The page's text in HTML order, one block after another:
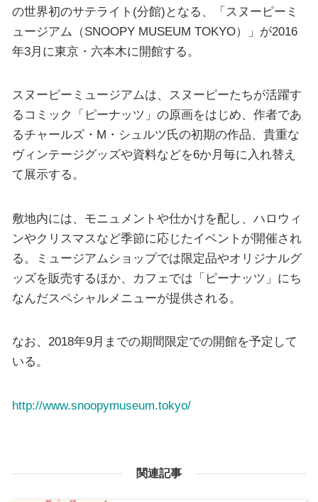
の世界初のサテライト(分館)となる、「スヌーピーミ
ュージアム（SNOOPY MUSEUM TOKYO）」が2016
年3月に東京・六本木に開館する。
スヌーピーミュージアムは、スヌーピーたちが活躍す
るコミック「ピーナッツ」の原画をはじめ、作者であ
るチャールズ・M・シュルツ氏の初期の作品、貴重な
ヴィンテージグッズや資料などを6か月毎に入れ替え
て展示する。
敷地内には、モニュメントや仕かけを配し、ハロウィ
ンやクリスマスなど季節に応じたイベントが開催され
る。ミュージアムショップでは限定品やオリジナルグ
ッズを販売するほか、カフェでは「ピーナッツ」にち
なんだスペシャルメニューが提供される。
なお、2018年9月までの期間限定での開館を予定して
いる。
http://www.snoopymuseum.tokyo/
関連記事